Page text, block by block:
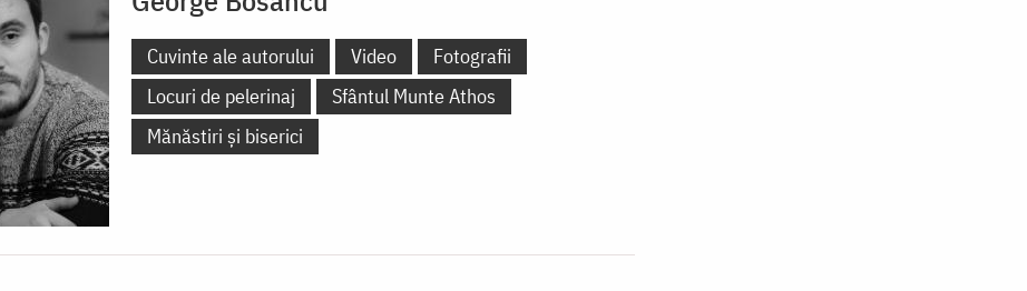
Cuvinte ale autorului Video
Fotografii
Locuri de pelerinaj
Sfântul Munte Athos
Mănăstiri și biserici